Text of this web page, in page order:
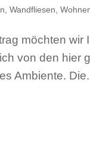
,Wandfliesen ,
möchten wir
von den hier
Ambiente.